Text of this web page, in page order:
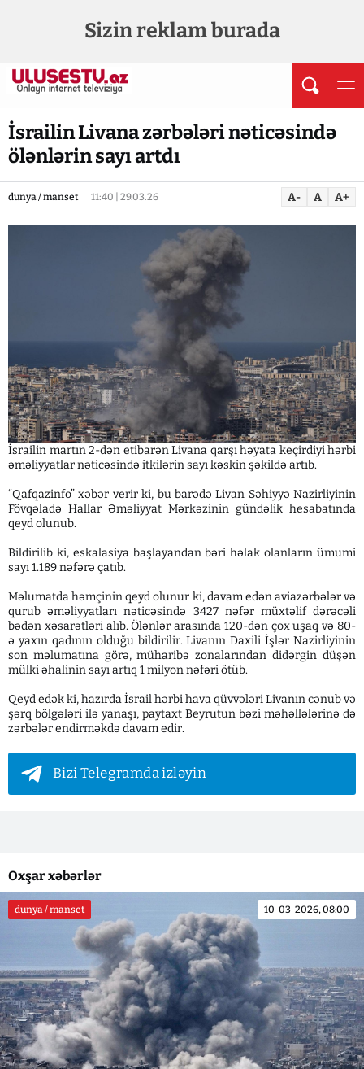
Sizin reklam burada
İsrailin Livana zərbələri nəticəsində
ölənlərin sayı artdı
dunya / manset 11:40 | 29.03.26 A- A A+
İsrailin martın 2-dən etibarən Livana qarşı həyata keçirdiyi hərbi
əməliyyatlar nəticəsində itkilərin sayı kəskin şəkildə artıb.
“Qafqazinfo” xəbər verir ki, bu barədə Livan Səhiyyə Nazirliyinin
Fövqəladə Hallar Əməliyyat Mərkəzinin gündəlik hesabatında
qeyd olunub.
Bildirilib ki, eskalasiya başlayandan bəri həlak olanların ümumi
sayı 1.189 nəfərə çatıb.
Məlumatda həmçinin qeyd olunur ki, davam edən aviazərbələr və
qurub əməliyyatları nəticəsində 3427 nəfər müxtəlif dərəcəli
bədən xəsarətləri alıb. Ölənlər arasında 120-dən çox uşaq və 80-
ə yaxın qadının olduğu bildirilir. Livanın Daxili İşlər Nazirliyinin
son məlumatına görə, müharibə zonalarından didərgin düşən
mülki əhalinin sayı artıq 1 milyon nəfəri ötüb.
Qeyd edək ki, hazırda İsrail hərbi hava qüvvələri Livanın cənub və
şərq bölgələri ilə yanaşı, paytaxt Beyrutun bəzi məhəllələrinə də
zərbələr endirməkdə davam edir.
Bizi Telegramda izləyin
Oxşar xəbərlər
dunya / manset 10-03-2026, 08:00